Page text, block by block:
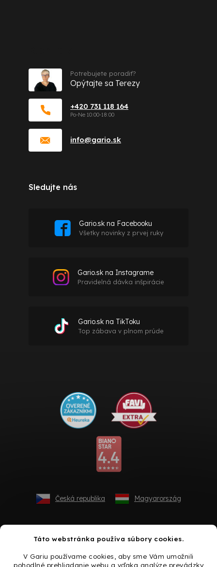
Táto webstránka používa súbory cookies.
V Gariu používame cookies, aby sme Vám umožnili
pohodlné prehliadanie webu a vďaka analýze prevádzky
info@gario.sk
+420 731 118 164
Potrebujete poradiť?
Opýtajte sa Terezy
Sledujte nás
Gario.sk na Facebooku
Všetky novinky z prvej ruky
Gario.sk na Instagrame
Pravidelná dávka inšpirácie
Gario.sk na TikToku
Top zábava v plnom prúde
Česká republika Magyarország